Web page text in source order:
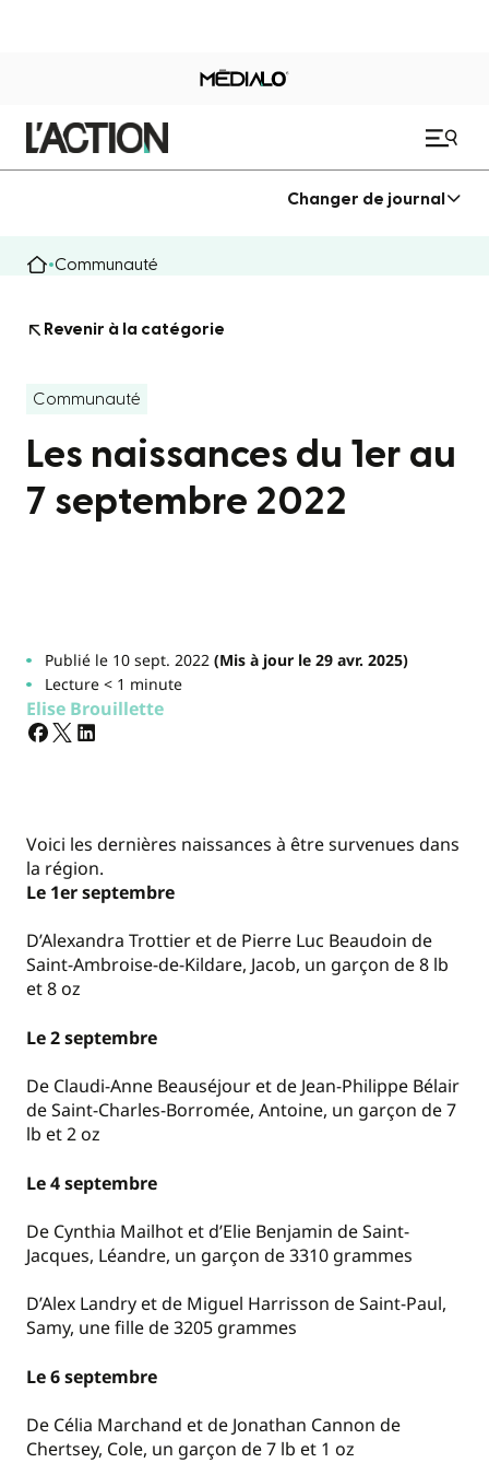
Changer de journal
Communauté
Revenir à la catégorie
Communauté
Les naissances du 1er au
7 septembre 2022
Publié le 10 sept. 2022(Mis à jour le 29 avr. 2025)
Lecture < 1 minute
Elise Brouillette
Voici les dernières naissances à être survenues dans
la région.
Le 1er septembre
D’Alexandra Trottier et de Pierre Luc Beaudoin de
Saint-Ambroise-de-Kildare, Jacob, un garçon de 8 lb
et 8 oz
Le 2 septembre
De Claudi-Anne Beauséjour et de Jean-Philippe Bélair
de Saint-Charles-Borromée, Antoine, un garçon de 7
lb et 2 oz
Le 4 septembre
De Cynthia Mailhot et d’Elie Benjamin de Saint-
Jacques, Léandre, un garçon de 3310 grammes
D’Alex Landry et de Miguel Harrisson de Saint-Paul,
Samy, une fille de 3205 grammes
Le 6 septembre
De Célia Marchand et de Jonathan Cannon de
Chertsey, Cole, un garçon de 7 lb et 1 oz